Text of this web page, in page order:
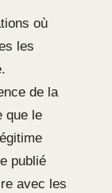
où
les
de la
que le
publié
avec les